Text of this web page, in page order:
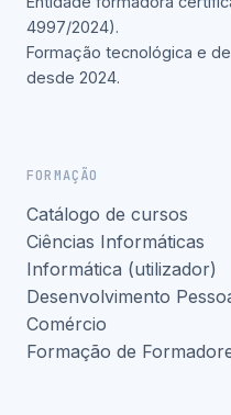
4997/2024).
Formação tecnológica e
desde 2024.
FORMAÇÃO
Catálogo de cursos
Ciências Informáticas
Informática (utilizador)
Desenvolvimento
Comércio
Formação de